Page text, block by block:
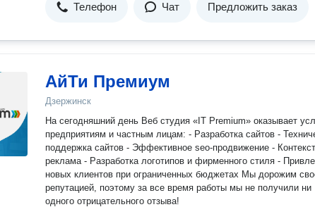
Телефон Чат Предложить заказ
АйТи Премиум
Дзержинск
На сегодняшний день Веб студия «IT Premium» оказывает
предприятиям и частным лицам: - Разработка сайтов -
поддержка сайтов - Эффективное seo-продвижение -
реклама - Разработка логотипов и фирменного стиля -
новых клиентов при ограниченных бюджетах Мы дорожим
репутацией, поэтому за все время работы мы не получили ни
одного отрицательного отзыва!